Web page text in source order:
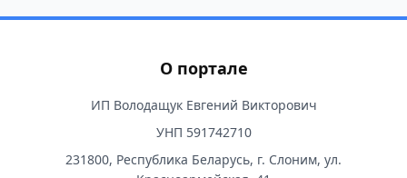
О портале
ИП Володащук Евгений Викторович
УНП 591742710
231800, Республика Беларусь, г. Слоним, ул.